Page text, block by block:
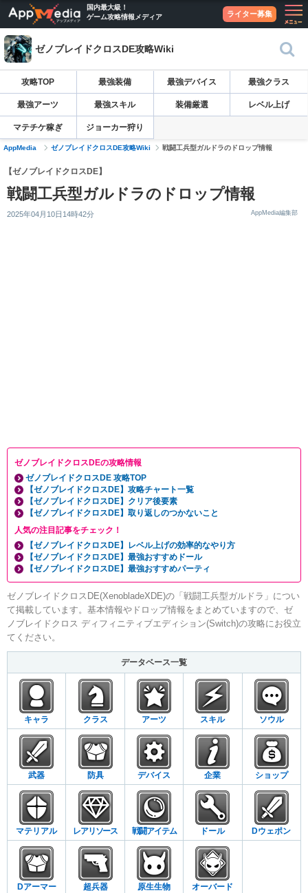
国内最大級！
ゲーム攻略情報メディア
ライター募集
ゼノブレイドクロスDE攻略Wiki
攻略TOP 最強装備 最強デバイス 最強クラス
最強アーツ 最強スキル 装備厳選 レベル上げ
マテチケ稼ぎ ジョーカー狩り
AppMedia ゼノブレイドクロスDE攻略Wiki 戦闘工兵型ガルドラのドロップ情報
【ゼノブレイドクロスDE】
戦闘工兵型ガルドラのドロップ情報
2025年04月10日14時42分 AppMedia編集部
ゼノブレイドクロスDEの攻略情報
ゼノブレイドクロスDE 攻略TOP
【ゼノブレイドクロスDE】攻略チャート一覧
【ゼノブレイドクロスDE】クリア後要素
【ゼノブレイドクロスDE】取り返しのつかないこと
人気の注目記事をチェック！
【ゼノブレイドクロスDE】レベル上げの効率的なやり方
【ゼノブレイドクロスDE】最強おすすめドール
【ゼノブレイドクロスDE】最強おすすめパーティ
ゼノブレイドクロスDE(XenobladeXDE)の「戦闘工兵型ガルドラ」につい
て掲載しています。基本情報やドロップ情報をまとめていますので、ゼ
ノブレイドクロス ディフィニティブエディション(Switch)の攻略にお役立
てください。
データベース一覧
キャラ クラス アーツ スキル ソウル
武器 防具 デバイス 企業 ショップ
マテリアル レアリソース 戦闘アイテム ドール Dウェポン
Dアーマー 超兵器 原生生物 オーバード